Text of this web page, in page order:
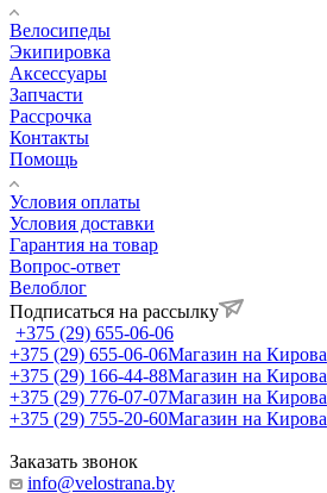
Велосипеды
Экипировка
Аксессуары
Запчасти
Рассрочка
Контакты
Помощь
Условия оплаты
Условия доставки
Гарантия на товар
Вопрос-ответ
Велоблог
Подписаться на рассылку
+375 (29) 655-06-06
+375 (29) 655-06-06Магазин на Кирова
+375 (29) 166-44-88Магазин на Кирова
+375 (29) 776-07-07Магазин на Кирова
+375 (29) 755-20-60Магазин на Кирова
Заказать звонок
info@velostrana.by